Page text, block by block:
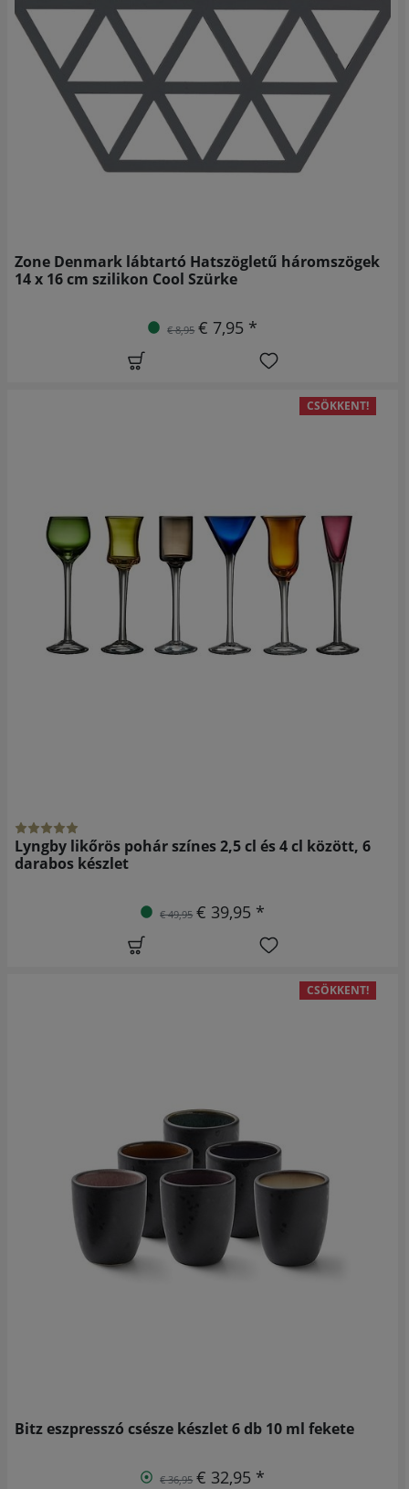
Zone Denmark lábtartó Hatszögletű háromszögek
14 x 16 cm szilikon Cool Szürke
€ 8,95 € 7,95 *
CSÖKKENT!
Lyngby likőrös pohár színes 2,5 cl és 4 cl között, 6
darabos készlet
€ 49,95 € 39,95 *
CSÖKKENT!
Bitz eszpresszó csésze készlet 6 db 10 ml fekete
€ 36,95 € 32,95 *